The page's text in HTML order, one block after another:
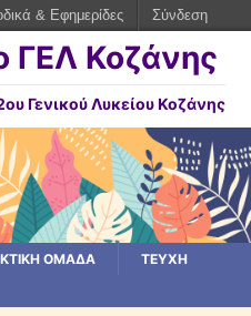
ΓΕΛ Κοζάνης
Γενικού Λυκείου Κοζάνης
ΟΜΑΔΑ
ΤΕΥΧΗ
& Εφημερίδες Σύνδεση